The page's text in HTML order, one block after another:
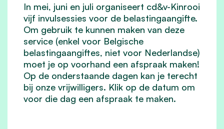
In mei, juni en juli organiseert cd&v-Kinrooi
vijf invulsessies voor de belastingaangifte.
Om gebruik te kunnen maken van deze
service (enkel voor Belgische
belastingaangiftes, niet voor Nederlandse)
moet je op voorhand een afspraak maken!
Op de onderstaande dagen kan je terecht
bij onze vrijwilligers. Klik op de datum om
voor die dag een afspraak te maken.